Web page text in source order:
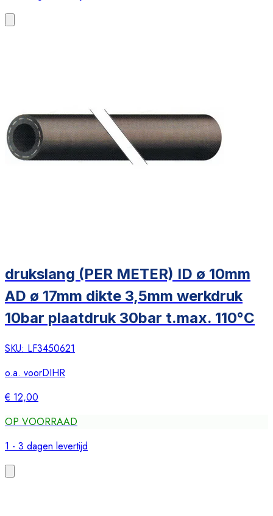
drukslang (PER METER) ID ø 10mm
AD ø 17mm dikte 3,5mm werkdruk
10bar plaatdruk 30bar t.max. 110°C
SKU: LF3450621
o.a. voorDIHR
€ 12,00
OP VOORRAAD
1 - 3 dagen levertijd